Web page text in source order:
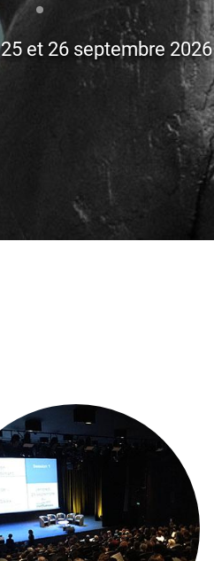
17.07.2026
Synthèse de la soirée-